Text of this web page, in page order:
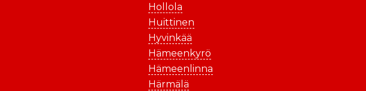
Hollola
Huittinen
Hyvinkää
Hämeenkyrö
Hämeenlinna
Härmälä